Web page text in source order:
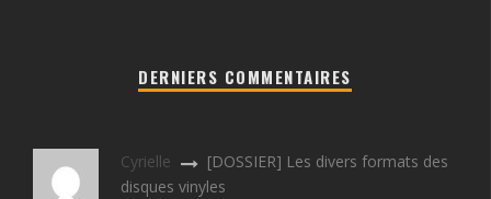
DERNIERS COMMENTAIRES
Cyrielle
[DOSSIER] Les divers formats des
disques vinyles